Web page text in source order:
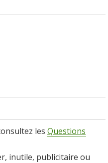
les Questions
inutile, publicitaire ou